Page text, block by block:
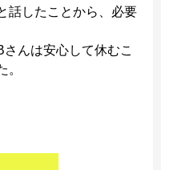
話したことから、必要
んは安心して休むこ
。